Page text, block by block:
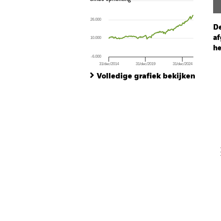
The chart has 1 X axis displaying Time.
The chart has 1 Y axis displaying values.
31/dec/2014 31/dec/2019 31/dec/2024
-6.000
10.000
26.000
Volledige grafiek bekijken